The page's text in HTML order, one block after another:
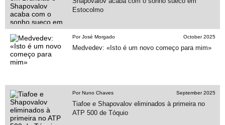
Estocolmo
Por José Morgado October 2025
Medvedev: «Isto é um novo começo para mim»
Por Nuno Chaves September 2025
Tiafoe e Shapovalov eliminados à primeira no
ATP 500 de Tóquio